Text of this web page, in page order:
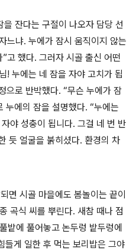
잔다는 구절이 나오자 담당 선
느냐. 누에가 잠시 움직이지 않는
고 했다. 그러자 시골 출신 어떤
! 누에는 네 잠을 자야 고치가 됩
으로 반박했다. “무슨 누에가 잠
누에의 잠을 설명했다. “누에는
야 성충이 됩니다. 그걸 네 번 반
듯 얼굴을 붉히셨다. 환경의 차
면 시골 마을에도 봄놀이는 끝이
곡식 씨를 뿌린다. 새참 때나 점
밭에 풀어놓고 논두렁 밭두렁에
들게 일한 후 먹는 보리밥은 그야